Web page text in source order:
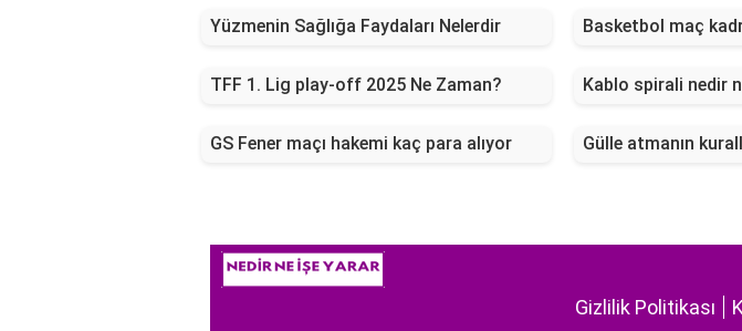
Yüzmenin Sağlığa Faydaları Nelerdir Basketbol maç
TFF 1. Lig play-off 2025 Ne Zaman? Kablo spirali nedir
GS Fener maçı hakemi kaç para alıyor Gülle atmanın
Gizlilik Politikası